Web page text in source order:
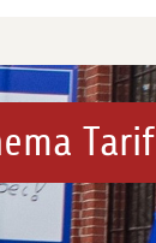
Tarif